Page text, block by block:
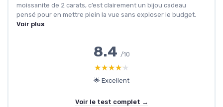
moissanite de 2 carats, c’est clairement un bijou cadeau
pensé pour en mettre plein la vue sans exploser le budget.
Voir plus
8.4 /10
★★★★★
★★★★★
🌟 Excellent
Voir le test complet →